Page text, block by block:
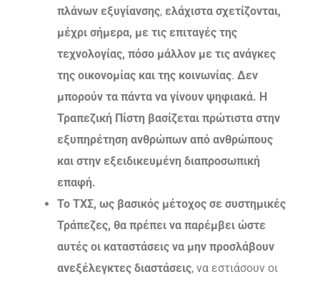
πλάνων εξυγίανσης, ελάχιστα σχετίζονται,
μέχρι σήμερα, με τις επιταγές της
τεχνολογίας, πόσο μάλλον με τις ανάγκες
της οικονομίας και της κοινωνίας. Δεν
μπορούν τα πάντα να γίνουν ψηφιακά. Η
Τραπεζική Πίστη βασίζεται πρώτιστα στην
εξυπηρέτηση ανθρώπων από ανθρώπους
και στην εξειδικευμένη διαπροσωπική
επαφή.
Το ΤΧΣ, ως βασικός μέτοχος σε συστημικές
Τράπεζες, θα πρέπει να παρέμβει ώστε
αυτές οι καταστάσεις να μην προσλάβουν
ανεξέλεγκτες διαστάσεις, να εστιάσουν οι